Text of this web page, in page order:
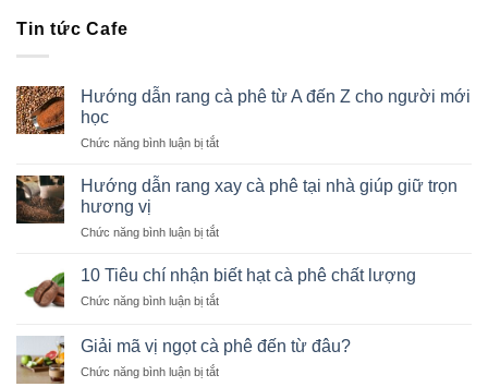
Tin tức Cafe
Hướng dẫn rang cà phê từ A đến Z cho người mới
học
Chức năng bình luận bị tắtở
rang
phê
A
Z
người
Hướng dẫn rang xay cà phê tại nhà giúp giữ trọn
hương vị
Chức năng bình luận bị tắtở
dẫn
xay
phê
nhà
10 Tiêu chí nhận biết hạt cà phê chất lượng
Chức năng bình luận bị tắtở
Tiêu
chí
nhận
Giải mã vị ngọt cà phê đến từ đâu?
Chức năng bình luận bị tắtở